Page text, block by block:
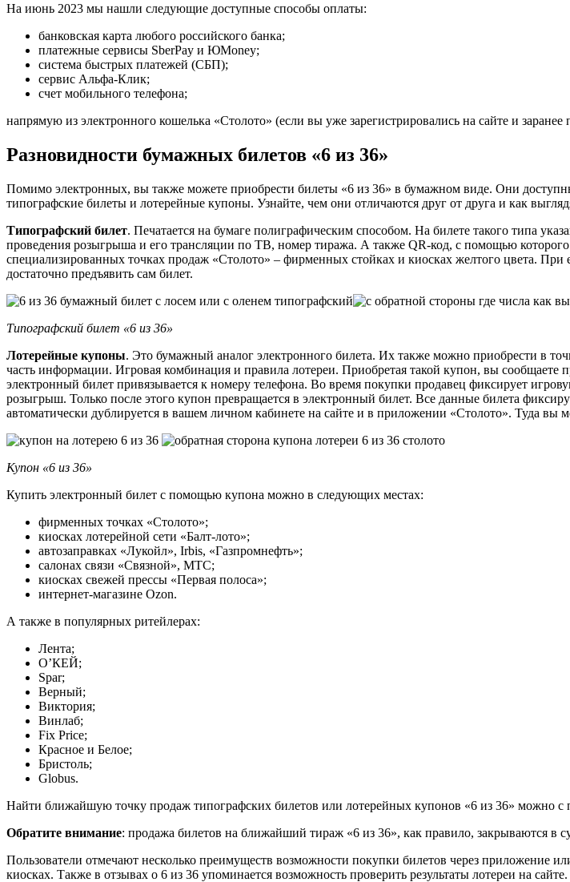
На июнь 2023 мы нашли следующие доступные способы оплаты:
банковская карта любого российского банка;
платежные сервисы SberPay и ЮMoney;
система быстрых платежей (СБП);
сервис Альфа-Клик;
счет мобильного телефона;
напрямую из электронного кошелька «Столото» (если вы уже зарегистрировались на сайте и
Разновидности бумажных билетов «6 из 36»
Помимо электронных, вы также можете приобрести билеты «6 из 36» в бумажном виде. Они
типографские билеты и лотерейные купоны. Узнайте, чем они отличаются друг от друга и как
Типографский билет. Печатается на бумаге полиграфическим способом. На билете такого типа
проведения розыгрыша и его трансляции по ТВ, номер тиража. А также QR-код, с помощью
специализированных точках продаж «Столото» – фирменных стойках и киосках желтого цвета.
достаточно предъявить сам билет.
Типографский билет «6 из 36»
Лотерейные купоны. Это бумажный аналог электронного билета. Их также можно приобрести в
часть информации. Игровая комбинация и правила лотереи. Приобретая такой купон, вы
электронный билет привязывается к номеру телефона. Во время покупки продавец фиксирует
розыгрыш. Только после этого купон превращается в электронный билет. Все данные билета
автоматически дублируется в вашем личном кабинете на сайте и в приложении «Столото». Туда
Купон «6 из 36»
Купить электронный билет с помощью купона можно в следующих местах:
фирменных точках «Столото»;
киосках лотерейной сети «Балт-лото»;
автозаправках «Лукойл», Irbis, «Газпромнефть»;
салонах связи «Связной», МТС;
киосках свежей прессы «Первая полоса»;
интернет-магазине Ozon.
А также в популярных ритейлерах:
Лента;
О’КЕЙ;
Spar;
Верный;
Виктория;
Винлаб;
Fix Price;
Красное и Белое;
Бристоль;
Globus.
Найти ближайшую точку продаж типографских билетов или лотерейных купонов «6 из 36» можно с
Обратите внимание: продажа билетов на ближайший тираж «6 из 36», как правило, закрываются в
Пользователи отмечают несколько преимуществ возможности покупки билетов через приложение
киосках. Также в отзывах о 6 из 36 упоминается возможность проверить результаты лотереи на